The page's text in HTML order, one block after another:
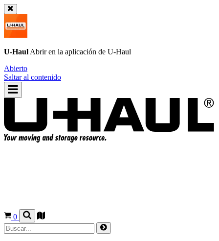
U-Haul Abrir en la aplicación de U-Haul
Abierto
Saltar al contenido
0